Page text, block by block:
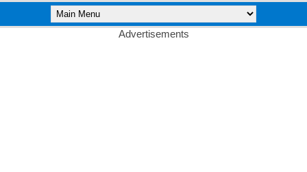
Advertisements